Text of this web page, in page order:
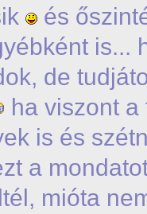
és
is...
de
ha viszont
is és
a
mióta